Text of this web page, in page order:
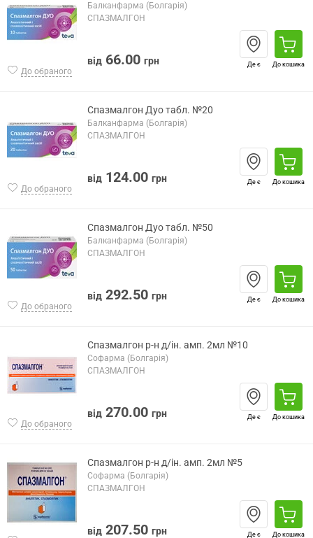
До обраного
Балканфарма (Болгарія)
СПАЗМАЛГОН
від 66.00 грн Де є До кошика
До обраного
Спазмалгон Дуо табл. №20
Балканфарма (Болгарія)
СПАЗМАЛГОН
від 124.00 грн Де є До кошика
До обраного
Спазмалгон Дуо табл. №50
Балканфарма (Болгарія)
СПАЗМАЛГОН
від 292.50 грн Де є До кошика
До обраного
Спазмалгон р-н д/ін. амп. 2мл №10
Софарма (Болгарія)
СПАЗМАЛГОН
від 270.00 грн Де є До кошика
Спазмалгон р-н д/ін. амп. 2мл №5
Софарма (Болгарія)
СПАЗМАЛГОН
від 207.50 грн Де є До кошика